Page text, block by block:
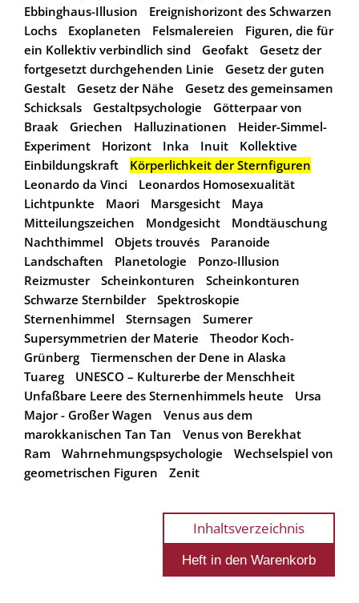
Ebbinghaus-Illusion
Ereignishorizont des Schwarzen
Lochs
Exoplaneten Felsmalereien
Figuren, die für
ein Kollektiv verbindlich sind
Geofakt
Gesetz der
fortgesetzt durchgehenden Linie
Gesetz der guten
Gestalt
Gesetz der Nähe
Gesetz des gemeinsamen
Schicksals
Gestaltpsychologie
Götterpaar von
Braak
Griechen Halluzinationen
Heider-Simmel-
Experiment
Horizont Inka Inuit
Kollektive
Einbildungskraft
Körperlichkeit der Sternfiguren
Leonardo da Vinci
Leonardos Homosexualität
Lichtpunkte
Maori Marsgesicht
Maya
Mitteilungszeichen
Mondgesicht
Mondtäuschung
Nachthimmel
Objets trouvés
Paranoide
Landschaften
Planetologie
Ponzo-Illusion
Reizmuster
Scheinkonturen
Scheinkonturen
Schwarze Sternbilder
Spektroskopie
Sternenhimmel
Sternsagen
Sumerer
Supersymmetrien der Materie
Theodor Koch-
Grünberg
Tiermenschen der Dene in Alaska
Tuareg
UNESCO – Kulturerbe der Menschheit
Unfaßbare Leere des Sternenhimmels heute
Ursa
Major - Großer Wagen
Venus aus dem
marokkanischen Tan Tan
Venus von Berekhat
Ram
Wahrnehmungspsychologie
Wechselspiel von
geometrischen Figuren
Zenit
Inhaltsverzeichnis